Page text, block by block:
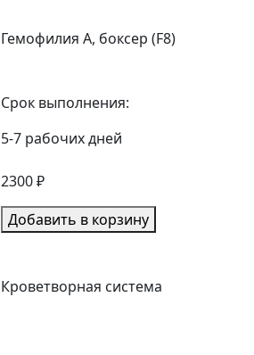
Гемофилия A, боксер (F8)
Срок выполнения:
5-7 рабочих дней
2300 ₽
Добавить в корзину
Кроветворная система